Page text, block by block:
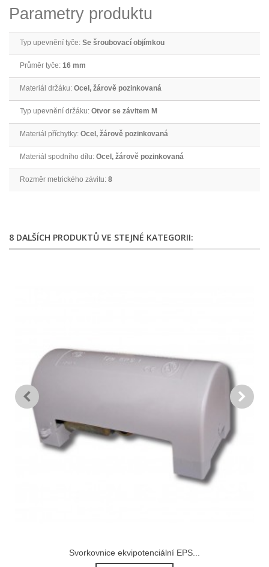
Parametry produktu
Typ upevnění tyče: Se šroubovací objímkou
Průměr tyče: 16 mm
Materiál držáku: Ocel, žárově pozinkovaná
Typ upevnění držáku: Otvor se závitem M
Materiál příchytky: Ocel, žárově pozinkovaná
Materiál spodního dílu: Ocel, žárově pozinkovaná
Rozměr metrického závitu: 8
8 DALŠÍCH PRODUKTŮ VE STEJNÉ KATEGORII:
Svorkovnice ekvipotenciální EPS...